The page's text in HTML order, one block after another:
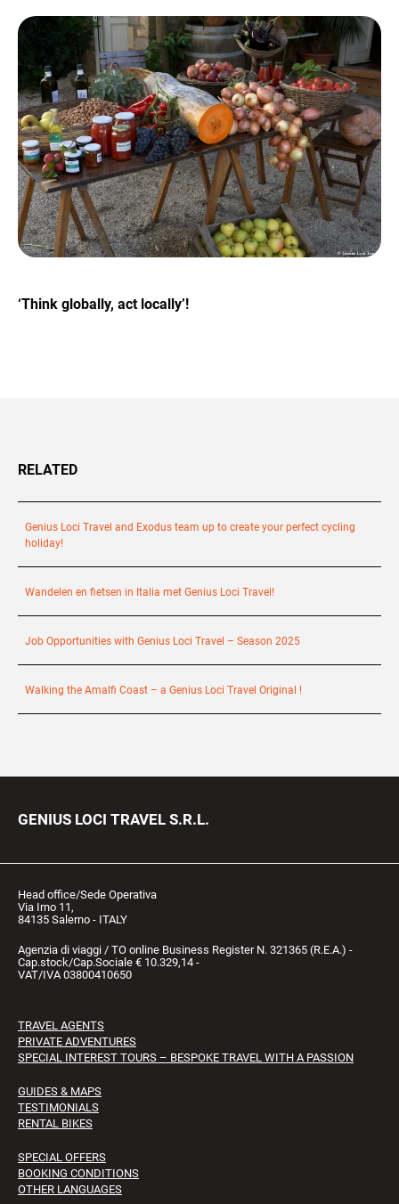
‘Think globally, act locally’!
RELATED
Genius Loci Travel and Exodus team up to create your perfect cycling
holiday!
Wandelen en fietsen in Italia met Genius Loci Travel!
Job Opportunities with Genius Loci Travel – Season 2025
Walking the Amalfi Coast – a Genius Loci Travel Original !
GENIUS LOCI TRAVEL S.R.L.
Head office/Sede Operativa
Via Irno 11,
84135 Salerno - ITALY
Agenzia di viaggi / TO online Business Register N. 321365 (R.E.A.) -
Cap.stock/Cap.Sociale € 10.329,14 -
VAT/IVA 03800410650
TRAVEL AGENTS
PRIVATE ADVENTURES
SPECIAL INTEREST TOURS – BESPOKE TRAVEL WITH A PASSION
GUIDES & MAPS
TESTIMONIALS
RENTAL BIKES
SPECIAL OFFERS
BOOKING CONDITIONS
OTHER LANGUAGES